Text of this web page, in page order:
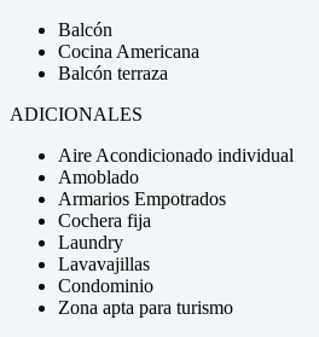
Balcón
Cocina Americana
Balcón terraza
ADICIONALES
Aire Acondicionado individual
Amoblado
Armarios Empotrados
Cochera fija
Laundry
Lavavajillas
Condominio
Zona apta para turismo